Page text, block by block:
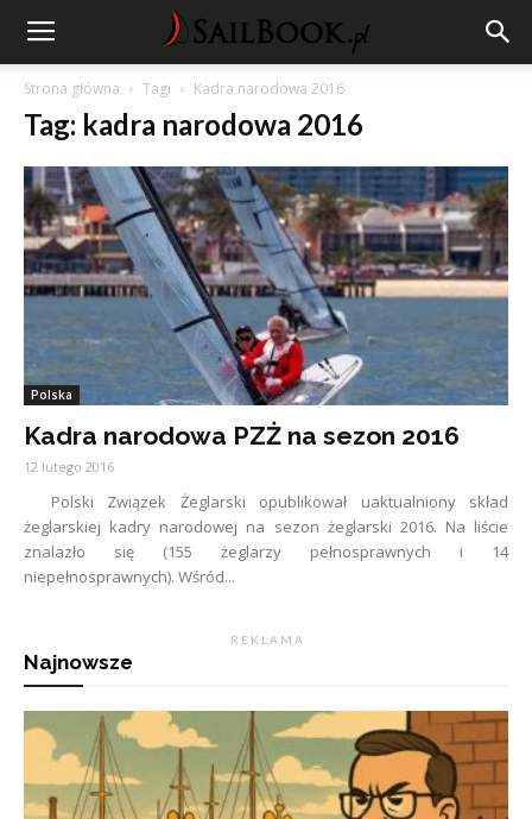
Strona główna Tagi Kadra narodowa 2016
Tag: kadra narodowa 2016
Polska
Kadra narodowa PZŻ na sezon 2016
12 lutego 2016
Polski Związek Żeglarski opublikował uaktualniony skład
żeglarskiej kadry narodowej na sezon żeglarski 2016. Na liście
znalazło się (155 żeglarzy pełnosprawnych i 14
niepełnosprawnych). Wśród...
R E K L A M A
Najnowsze